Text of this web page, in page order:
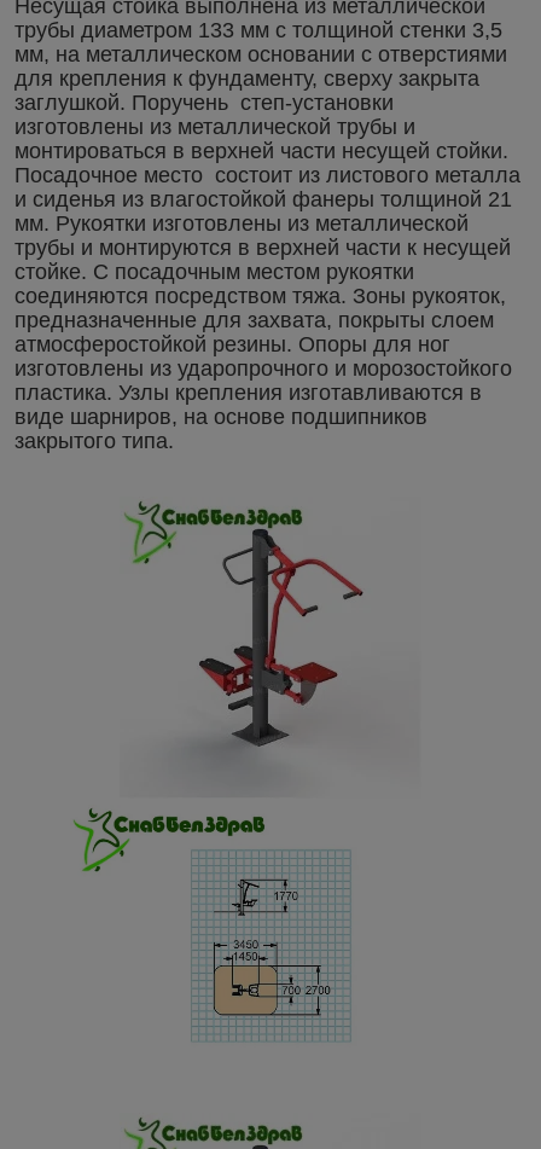
Несущая стойка выполнена из металлической
трубы диаметром 133 мм с толщиной стенки 3,5
мм, на металлическом основании с отверстиями
для крепления к фундаменту, сверху закрыта
заглушкой. Поручень степ-установки
изготовлены из металлической трубы и
монтироваться в верхней части несущей стойки.
Посадочное место состоит из листового металла
и сиденья из влагостойкой фанеры толщиной 21
мм. Рукоятки изготовлены из металлической
трубы и монтируются в верхней части к несущей
стойке. С посадочным местом рукоятки
соединяются посредством тяжа. Зоны рукояток,
предназначенные для захвата, покрыты слоем
атмосферостойкой резины. Опоры для ног
изготовлены из ударопрочного и морозостойкого
пластика. Узлы крепления изготавливаются в
виде шарниров, на основе подшипников
закрытого типа.